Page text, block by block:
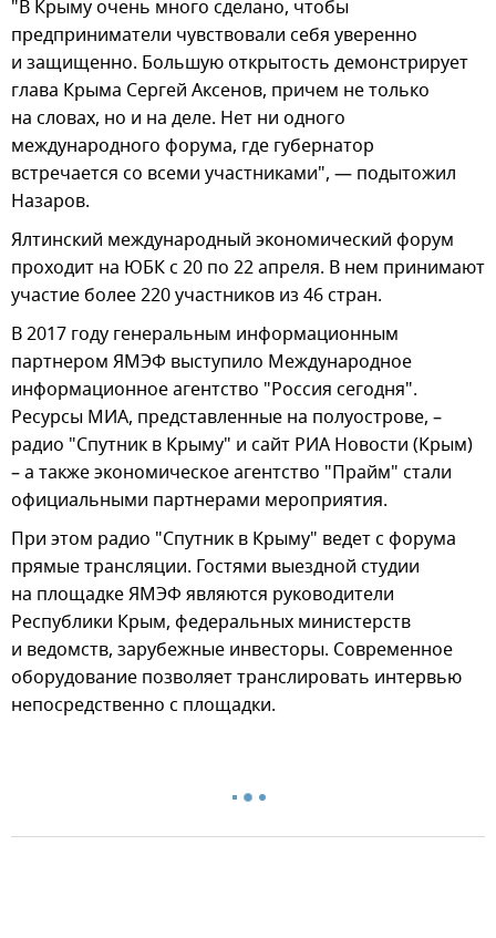
"В Крыму очень много сделано, чтобы
предприниматели чувствовали себя уверенно
и защищенно. Большую открытость демонстрирует
глава Крыма Сергей Аксенов, причем не только
на словах, но и на деле. Нет ни одного
международного форума, где губернатор
встречается со всеми участниками", — подытожил
Назаров.
Ялтинский международный экономический форум
проходит на ЮБК с 20 по 22 апреля. В нем принимают
участие более 220 участников из 46 стран.
В 2017 году генеральным информационным
партнером ЯМЭФ выступило Международное
информационное агентство "Россия сегодня".
Ресурсы МИА, представленные на полуострове, –
радио "Спутник в Крыму" и сайт РИА Новости (Крым)
– а также экономическое агентство "Прайм" стали
официальными партнерами мероприятия.
При этом радио "Спутник в Крыму" ведет с форума
прямые трансляции. Гостями выездной студии
на площадке ЯМЭФ являются руководители
Республики Крым, федеральных министерств
и ведомств, зарубежные инвесторы. Современное
оборудование позволяет транслировать интервью
непосредственно с площадки.